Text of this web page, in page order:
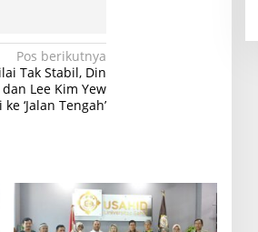
Pos berikutnya
Tak Stabil, Din
Lee Kim Yew
‘Jalan Tengah’